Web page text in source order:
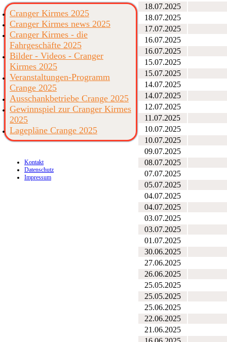
18.07.2025
18.07.2025
17.07.2025
16.07.2025
16.07.2025
15.07.2025
15.07.2025
14.07.2025
14.07.2025
12.07.2025
11.07.2025
10.07.2025
10.07.2025
09.07.2025
08.07.2025
07.07.2025
05.07.2025
04.07.2025
04.07.2025
03.07.2025
03.07.2025
01.07.2025
30.06.2025
27.06.2025
26.06.2025
25.05.2025
25.05.2025
25.06.2025
22.06.2025
21.06.2025
Cranger Kirmes 2025
Cranger Kirmes news 2025
Cranger Kirmes - die
Fahrgeschäfte 2025
Bilder - Videos - Cranger
Kirmes 2025
Veranstaltungen-Programm
Crange 2025
Ausschankbetriebe Crange 2025
Gewinnspiel zur Cranger Kirmes
2025
Lagepläne Crange 2025
Kontakt
Datenschutz
Impressum